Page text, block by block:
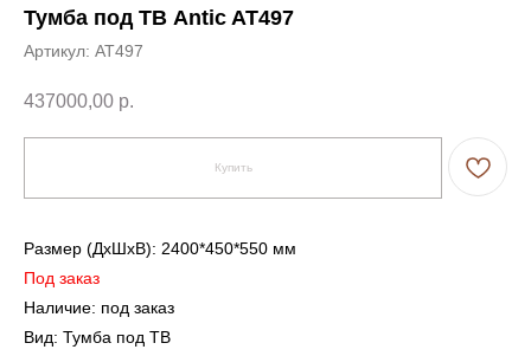
Тумба под ТВ Antic AT497
Артикул: AT497
437000,00 р.
Купить
Размер (ДxШxВ): 2400*450*550 мм
Под заказ
Наличие: под заказ
Вид: Тумба под ТВ